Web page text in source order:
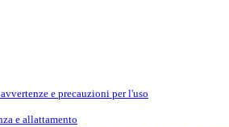
e precauzioni per l'uso
e allattamento